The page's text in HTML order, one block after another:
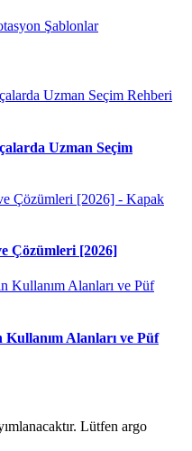
Şablonlar
Uzman Seçim
Çözümleri [2026]
Kullanım Alanları ve Püf
Lütfen argo